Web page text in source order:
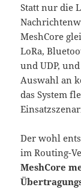
Statt nur die
MeshCore
LoRa,
und UDP,
Auswahl an
das System
Der wohl
im Routing-
MeshCore